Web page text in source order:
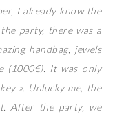
I already know the
party, there was a
handbag, jewels
(1000€). It was only
». Unlucky me, the
After the party, we